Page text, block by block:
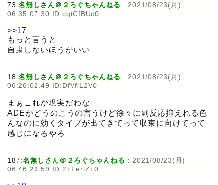
73:名無しさん＠２ろぐちゃんねる : 2021/08/23(月)
06:35:07.30 ID:cgtCfBUc0
>>17
もっと言うと
自粛しないほうがいい
18:名無しさん＠２ろぐちゃんねる : 2021/08/23(月)
06:26:02.49 ID:DfVfiL2V0
まぁこれが現実だわな
ADEがどうのこうの言うけど徐々に副反応抑えれる色
んなのに効くタイプが出てきてって収束に向けてって
感じになるやろ
187:名無しさん＠２ろぐちゃんねる : 2021/08/23(月)
06:46:23.59 ID:2+FerlZ+0